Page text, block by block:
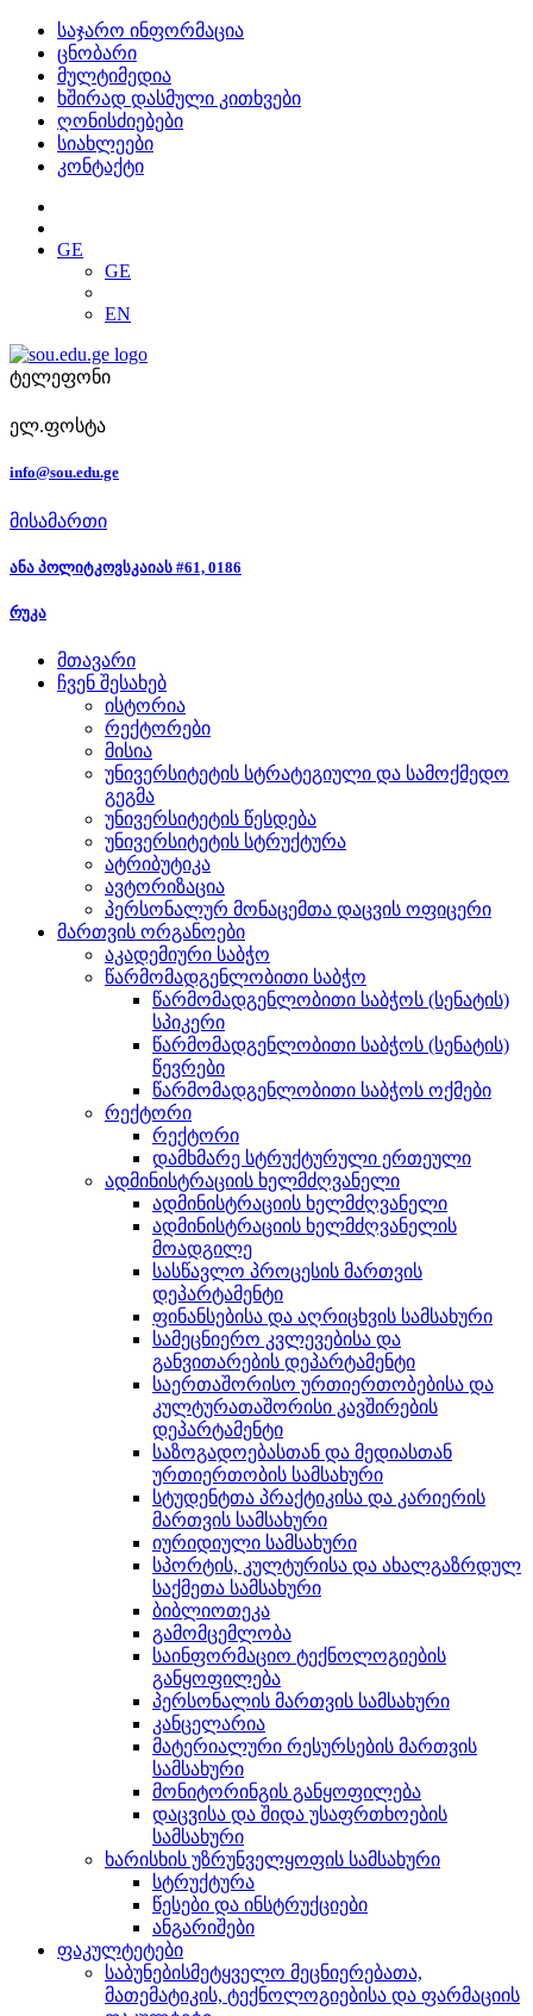
საჯარო ინფორმაცია
ცნობარი
მულტიმედია
ხშირად დასმული კითხვები
ღონისძიებები
სიახლეები
კონტაქტი
GE
GE
EN
ტელეფონი
ელ.ფოსტა
info@sou.edu.ge
მისამართი
ანა პოლიტკოვსკაიას #61, 0186
რუკა
მთავარი
ჩვენ შესახებ
ისტორია
რექტორები
მისია
უნივერსიტეტის სტრატეგიული და სამოქმედო
გეგმა
უნივერსიტეტის წესდება
უნივერსიტეტის სტრუქტურა
ატრიბუტიკა
ავტორიზაცია
პერსონალურ მონაცემთა დაცვის ოფიცერი
მართვის ორგანოები
აკადემიური საბჭო
წარმომადგენლობითი საბჭო
წარმომადგენლობითი საბჭოს (სენატის)
სპიკერი
წარმომადგენლობითი საბჭოს (სენატის)
წევრები
წარმომადგენლობითი საბჭოს ოქმები
რექტორი
რექტორი
დამხმარე სტრუქტურული ერთეული
ადმინისტრაციის ხელმძღვანელი
ადმინისტრაციის ხელმძღვანელი
ადმინისტრაციის ხელმძღვანელის
მოადგილე
სასწავლო პროცესის მართვის
დეპარტამენტი
ფინანსებისა და აღრიცხვის სამსახური
სამეცნიერო კვლევებისა და
განვითარების დეპარტამენტი
საერთაშორისო ურთიერთობებისა და
კულტურათაშორისი კავშირების
დეპარტამენტი
საზოგადოებასთან და მედიასთან
ურთიერთობის სამსახური
სტუდენტთა პრაქტიკისა და კარიერის
მართვის სამსახური
იურიდიული სამსახური
სპორტის, კულტურისა და ახალგაზრდულ
საქმეთა სამსახური
ბიბლიოთეკა
გამომცემლობა
საინფორმაციო ტექნოლოგიების
განყოფილება
პერსონალის მართვის სამსახური
კანცელარია
მატერიალური რესურსების მართვის
სამსახური
მონიტორინგის განყოფილება
დაცვისა და შიდა უსაფრთხოების
სამსახური
ხარისხის უზრუნველყოფის სამსახური
სტრუქტურა
წესები და ინსტრუქციები
ანგარიშები
ფაკულტეტები
საბუნებისმეტყველო მეცნიერებათა,
მათემატიკის, ტექნოლოგიებისა და ფარმაციის